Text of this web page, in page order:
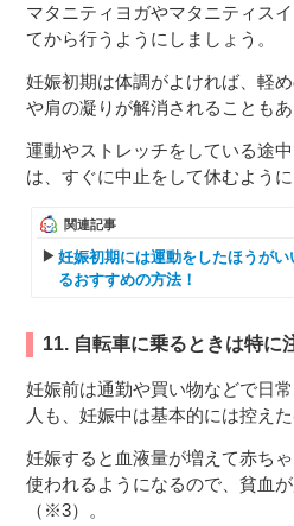
マタニティヨガやマタニティス
てから行うようにしましょう。
妊娠初期は体調がよければ、軽
や肩の凝りが解消されることもあ
運動やストレッチをしている途
は、すぐに中止をして休むように
関連記事
妊娠初期には運動をしたほうが
るおすすめの方法！
11. 自転車に乗るときは特に
妊娠前は通勤や買い物などで日
人も、妊娠中は基本的には控え
妊娠すると血液量が増えて赤ち
使われるようになるので、貧血
（※3）。